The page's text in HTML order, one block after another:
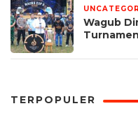
Wagub
TERPOPULER